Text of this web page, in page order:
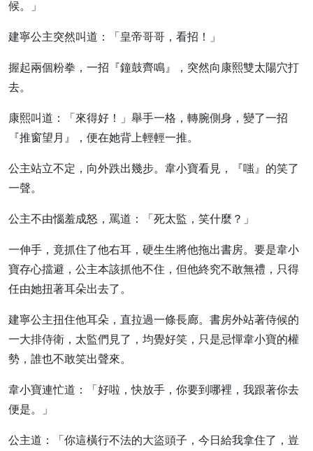
候。」
建寧公主突然叫道：「皇帝哥哥，看招！」
握起兩個粉拳，一招『鐘鼓齊鳴』，突然向康熙雙太陽穴打
去。
康熙叫道：「來得好！」舉手一格，轉腕側身，變了一招
『推窗望月』，便在她背上輕輕一推。
公主站立不定，向外跌出幾步。韋小寶看見，『嗤』的笑了
一聲。
公主不由惱羞成怒，罵道：「死太監，笑什麼？」
一伸手，竟抓住了他右耳，硬生生將他拖出書房。要是韋小
寶存心擋避，公主本該抓他不住，但他終究不敢無禮，只得
任由她扭著耳朵出去了。
建寧公主扭住他耳朵，直拉過一條長廊。書房外站著侍候的
一大排侍衛，太監們見了，均覺好笑，只是忌憚韋小寶的權
勢，誰也不敢笑出聲來。
韋小寶連忙道：「好啦，快放手，你要到哪裡，我跟著你去
便是。」
公主道：「你這橫行不法的大盜頭子，今日給我拿住了，豈